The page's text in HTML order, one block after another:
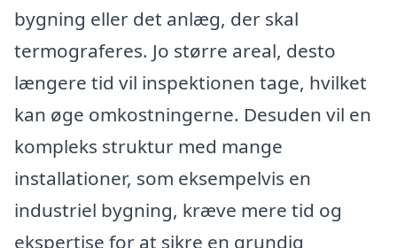
bygning eller det anlæg, der skal
termograferes. Jo større areal, desto
længere tid vil inspektionen tage, hvilket
kan øge omkostningerne. Desuden vil en
kompleks struktur med mange
installationer, som eksempelvis en
industriel bygning, kræve mere tid og
ekspertise for at sikre en grundig